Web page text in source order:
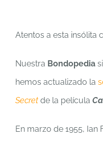
Atentos a esta insólita
Nuestra Bondopedia
hemos actualizado la
Secret de la película
En marzo de 1955,